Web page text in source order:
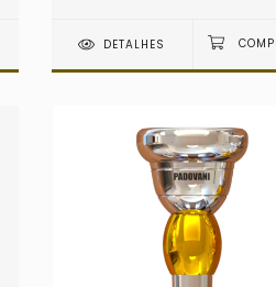
DETALHES